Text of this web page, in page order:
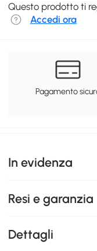
Questo prodotto ti
Accedi ora
Pagamento
In evidenza
Resi e garanzia
Dettagli